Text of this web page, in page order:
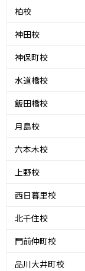
柏校
神田校
神保町校
水道橋校
飯田橋校
月島校
六本木校
上野校
西日暮里校
北千住校
門前仲町校
品川大井町校